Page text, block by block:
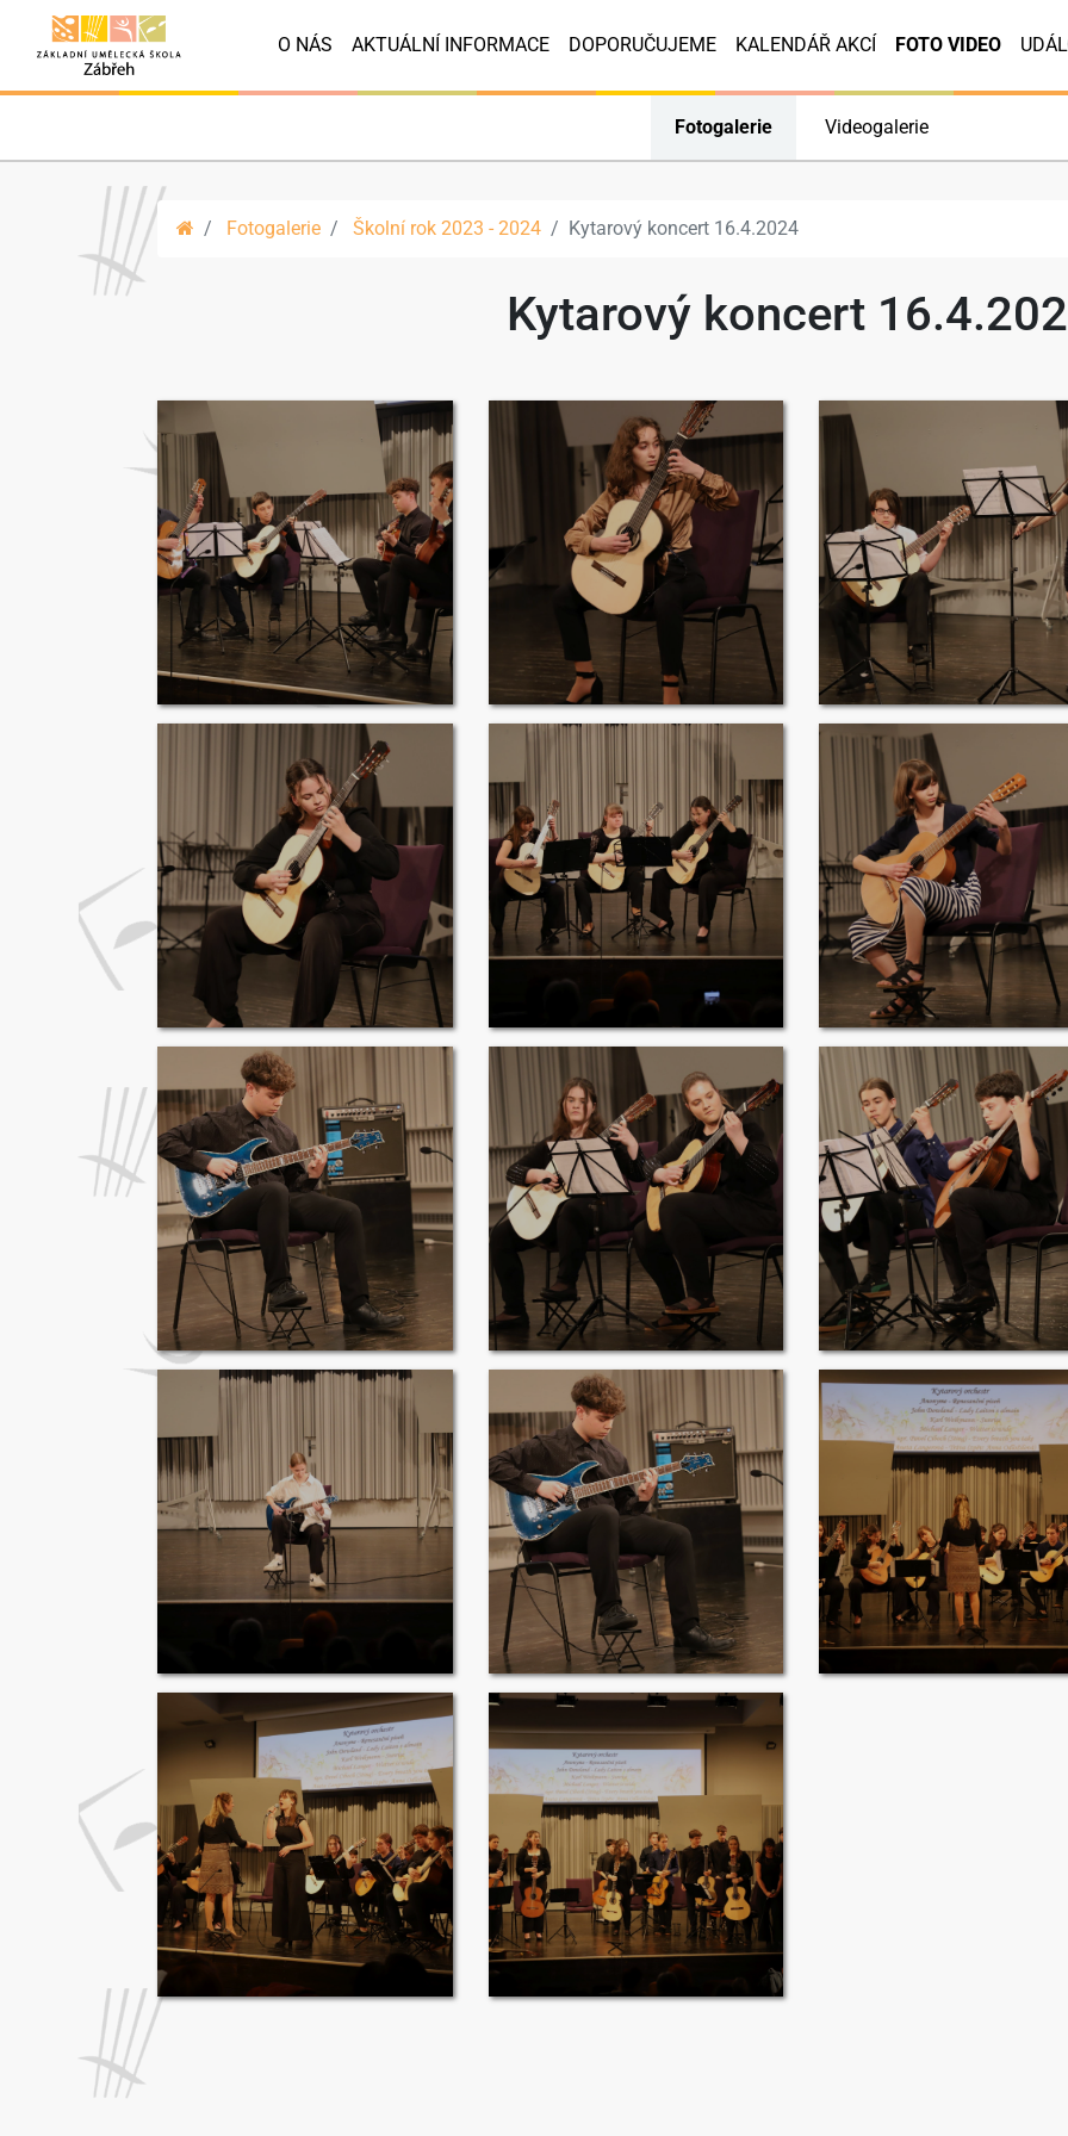
O NÁS AKTUÁLNÍ INFORMACE DOPORUČUJEME KALENDÁŘ AKCÍ FOTO VIDEO
Fotogalerie Videogalerie
Fotogalerie Školní rok 2023 - 2024 Kytarový koncert 16.4.2024
Kytarový koncert